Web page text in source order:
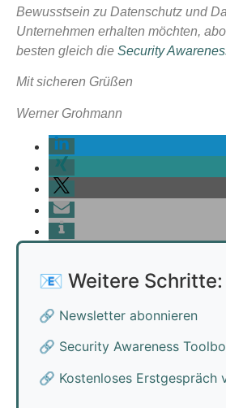
Bewusstsein zu Datenschutz und
Unternehmen erhalten möchten,
besten gleich die Security
Mit sicheren Grüßen
Werner Grohmann
📧 Weitere Schritte:
🔗 Newsletter abonnieren
🔗 Security Awareness
🔗 Kostenloses Erstgespräch